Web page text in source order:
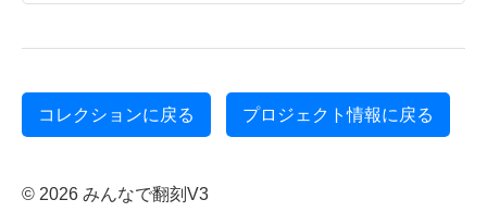
コレクションに戻る プロジェクト情報に戻る
© 2026 みんなで翻刻V3